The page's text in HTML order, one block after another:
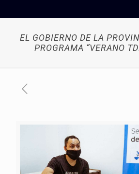
EL GOBIERNO DE LA
PROGRAMA “VERANO